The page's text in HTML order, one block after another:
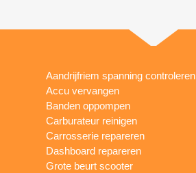
Aandrijfriem spanning controleren
Accu vervangen
Banden oppompen
Carburateur reinigen
Carrosserie repareren
Dashboard repareren
Grote beurt scooter